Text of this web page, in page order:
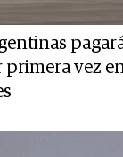
primera vez